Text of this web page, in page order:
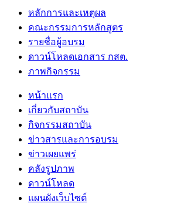
หลักการและเหตุผล
คณะกรรมการหลักสูตร
รายชื่อผู้อบรม
ดาวน์โหลดเอกสาร กสต.
ภาพกิจกรรม
หน้าแรก
เกี่ยวกับสถาบัน
กิจกรรมสถาบัน
ข่าวสารและการอบรม
ข่าวเผยแพร่
คลังรูปภาพ
ดาวน์โหลด
แผนผังเว็บไซต์